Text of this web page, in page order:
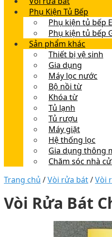
Phụ Kiện Tủ Bếp
Phụ kiện tủ bếp
Phụ kiện tủ bếp
Sản phẩm khác
Thiết bị vệ sinh
Gia dụng
Máy lọc nước
Bộ nồi từ
Khóa từ
Tủ lạnh
Tủ rượu
Máy giặt
Hệ thống lọc
Gia dụng thông
Chăm sóc nhà
Trang chủ /Vòi rửa bát/Vòi
Vòi Rửa Bát